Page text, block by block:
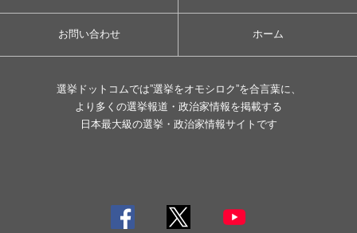
お問い合わせ ホーム
選挙ドットコムでは”選挙をオモシロク”を合言葉に、
より多くの選挙報道・政治家情報を掲載する
日本最大級の選挙・政治家情報サイトです